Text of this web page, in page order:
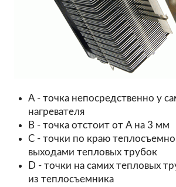
A - точка непосредственно у
нагревателя
B - точка отстоит от А на 3 мм
С - точки по краю
выходами тепловых трубок
D - точки на самих тепловых
из теплосъемника